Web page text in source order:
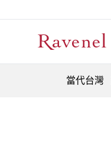
當代台灣